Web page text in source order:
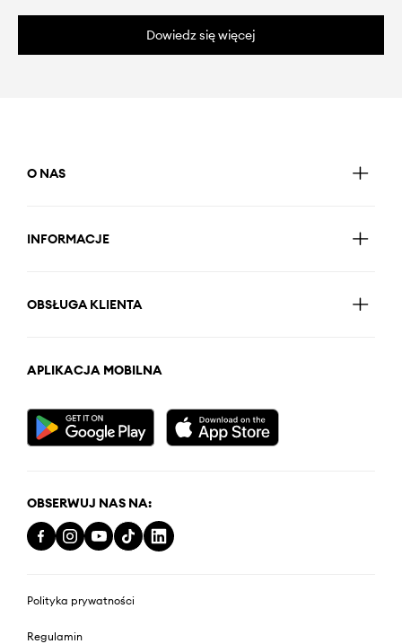
Dowiedz się więcej
O NAS
INFORMACJE
OBSŁUGA KLIENTA
APLIKACJA MOBILNA
OBSERWUJ NAS NA:
Polityka prywatności
Regulamin